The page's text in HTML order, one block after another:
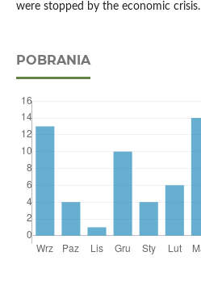
were stopped by the economic crisis.
POBRANIA